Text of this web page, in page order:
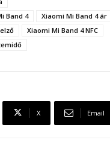
Band 4
Xiaomi Mi Band 4 ár
Xiaomi Mi Band 4 NFC
X Email